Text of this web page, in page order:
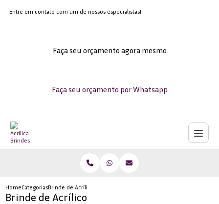
Entre em contato com um de nossos especialistas!
Faça seu orçamento agora mesmo
Faça seu orçamento por Whatsapp
HomeCategoriasBrinde de Acrílico
Brinde de Acrílico